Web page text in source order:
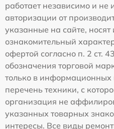
работает независимо и не
авторизации от
указанные на сайте,
ознакомительный
офертой согласно п. 2 ст.
обозначения торговой
только в информационных
перечень техники, с
организация не
указанных товарных
интересы. Все виды